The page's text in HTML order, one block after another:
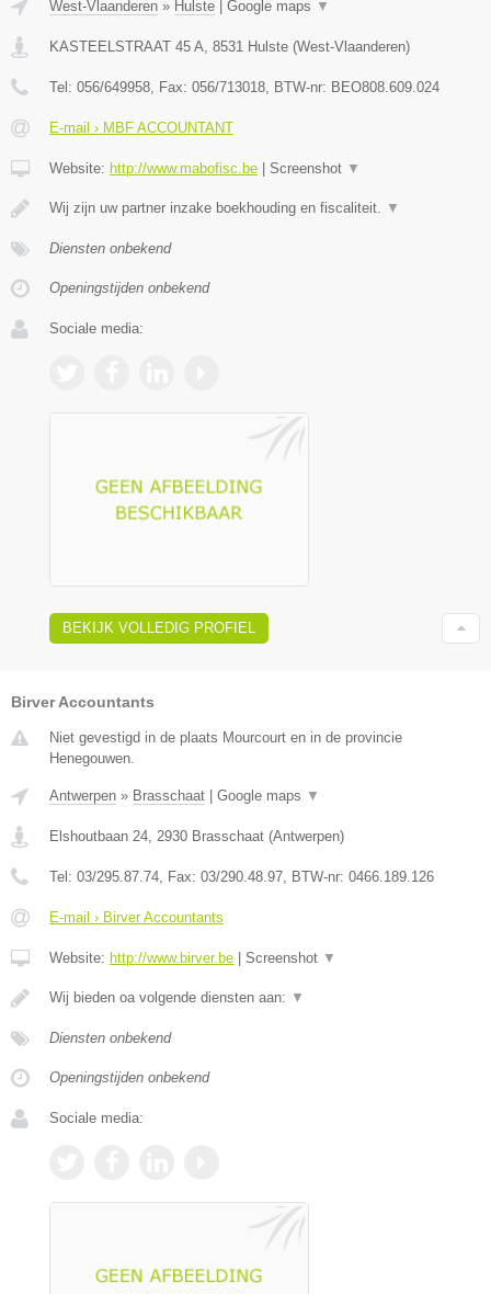
West-Vlaanderen » Hulste Google maps ▼
KASTEELSTRAAT 45 A 8531 Hulste (West-Vlaanderen)
Tel: 056/649958 , Fax: 056/713018 , BTW-nr: BEO808.609.024
E-mail › MBF ACCOUNTANT
Website: http://www.mabofisc.be Screenshot ▼
Wij zijn uw partner inzake boekhouding en fiscaliteit. ▼
Diensten onbekend
Openingstijden onbekend
Sociale media:
BEKIJK VOLLEDIG PROFIEL
Birver Accountants
Niet gevestigd in de plaats Mourcourt en in de provincie
Henegouwen.
Antwerpen » Brasschaat | Google maps ▼
Elshoutbaan 24 2930 Brasschaat (Antwerpen)
Tel: 03/295.87.74 , Fax: 03/290.48.97 , BTW-nr: 0466.189.126
E-mail › Birver Accountants
Website: http://www.birver.be | Screenshot ▼
Wij bieden oa volgende diensten aan: ▼
Diensten onbekend
Openingstijden onbekend
Sociale media: